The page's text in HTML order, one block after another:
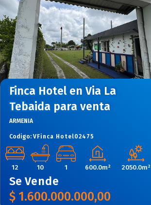
Finca Hotel en Via La
Tebaida para venta
ARMENIA
Codigo:VFinca Hotel02475
12 10 1 600.0m² 2050.0m²
SeVende
$ 1.600.000.000,00